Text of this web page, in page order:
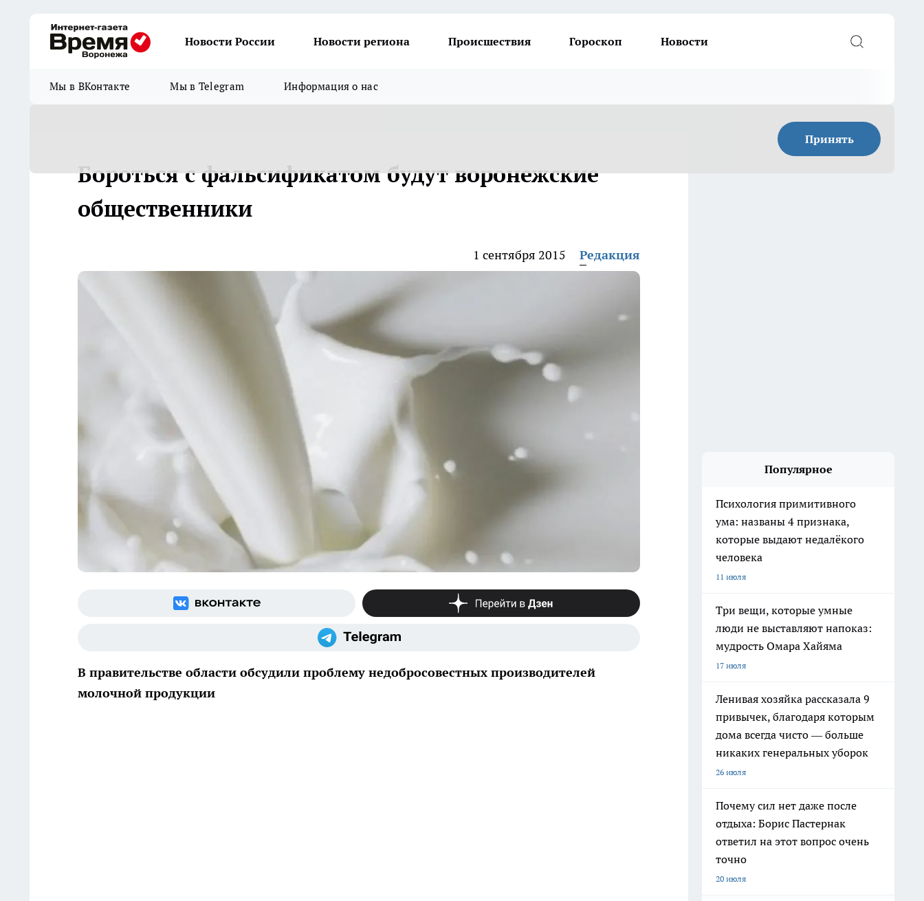
Новости России Новости региона Происшествия Гороскоп Новости
Мы в ВКонтакте Мы в Telegram Информация о нас
Принять
Бороться с фальсификатом будут воронежские
общественники
1 сентября 2015 Редакция
В правительстве области обсудили проблему недобросовестных производителей
молочной продукции
Популярное
Психология примитивного
ума: названы 4 признака,
которые выдают недалёкого
человека
11 июля
Три вещи, которые умные
люди не выставляют напоказ:
мудрость Омара Хайяма
17 июля
Ленивая хозяйка рассказала 9
привычек, благодаря которым
дома всегда чисто — больше
никаких генеральных уборок
26 июля
Почему сил нет даже после
отдыха: Борис Пастернак
ответил на этот вопрос очень
точно
20 июля